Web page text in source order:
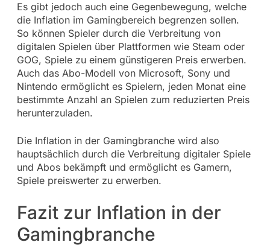
Es gibt jedoch auch eine Gegenbewegung, welche
die Inflation im Gamingbereich begrenzen sollen.
So können Spieler durch die Verbreitung von
digitalen Spielen über Plattformen wie Steam oder
GOG, Spiele zu einem günstigeren Preis erwerben.
Auch das Abo-Modell von Microsoft, Sony und
Nintendo ermöglicht es Spielern, jeden Monat eine
bestimmte Anzahl an Spielen zum reduzierten Preis
herunterzuladen.
Die Inflation in der Gamingbranche wird also
hauptsächlich durch die Verbreitung digitaler Spiele
und Abos bekämpft und ermöglicht es Gamern,
Spiele preiswerter zu erwerben.
Fazit zur Inflation in der
Gamingbranche